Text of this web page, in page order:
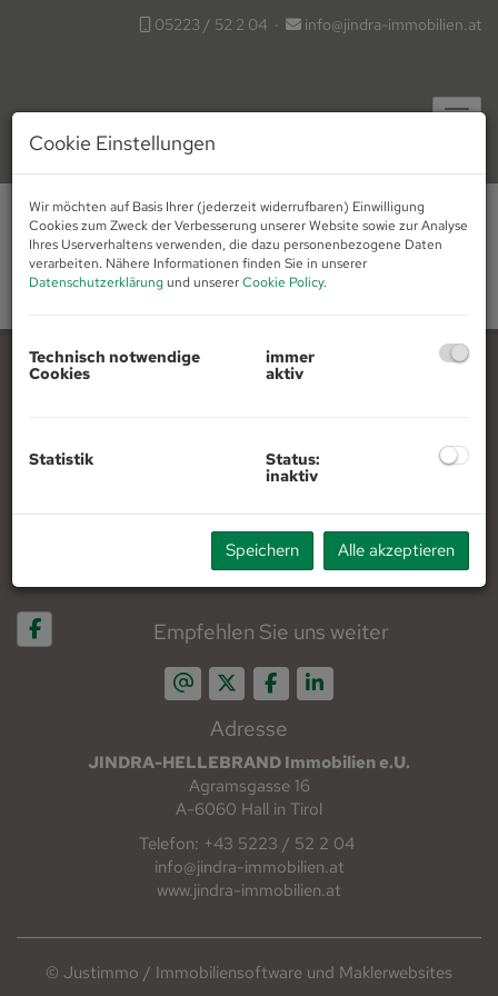
05223 / 52 2 04 · info@jindra-immobilien.at
Unsere aktuellen
Projekte
Informationen
Impressum
Empfehlen Sie uns weiter
Adresse
JINDRA-HELLEBRAND Immobilien e.U.
Agramsgasse 16
A-6060 Hall in Tirol
Telefon: +43 5223 / 52 2 04
info@jindra-immobilien.at
www.jindra-immobilien.at
© Justimmo / Immobiliensoftware und Maklerwebsites
Cookie Einstellungen
Wir möchten auf Basis Ihrer (jederzeit widerrufbaren) Einwilligung
Cookies zum Zweck der Verbesserung unserer Website sowie zur Analyse
Ihres Userverhaltens verwenden, die dazu personenbezogene Daten
verarbeiten. Nähere Informationen finden Sie in unserer
Datenschutzerklärung und unsererCookie Policy.
Technisch notwendige
Cookies
immer
aktiv
Statistik
Status:
inaktiv
Speichern Alle akzeptieren